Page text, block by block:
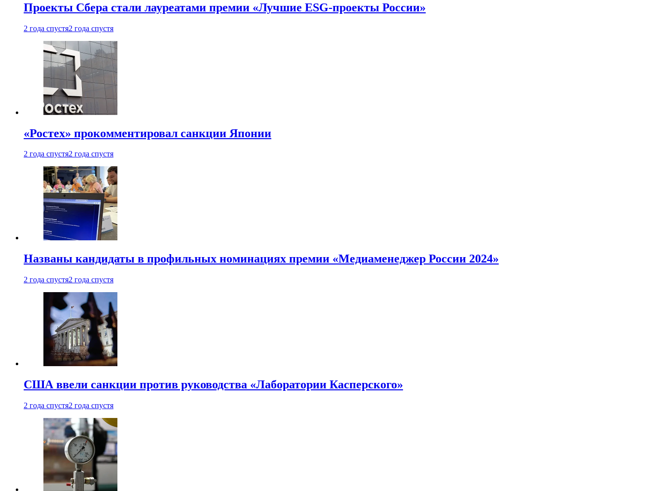
Проекты Сбера стали лауреатами премии «Лучшие ESG-проекты России»
2 года спустя2 года спустя
«Ростех» прокомментировал санкции Японии
2 года спустя2 года спустя
Названы кандидаты в профильных номинациях премии «Медиаменеджер России 2024»
2 года спустя2 года спустя
США ввели санкции против руководства «Лаборатории Касперского»
2 года спустя2 года спустя